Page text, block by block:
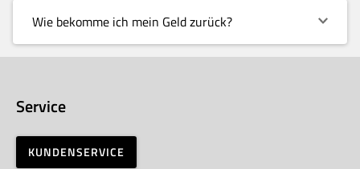
Wie bekomme ich mein Geld zurück?
Service
KUNDENSERVICE